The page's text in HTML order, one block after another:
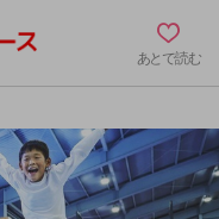
あとで読む